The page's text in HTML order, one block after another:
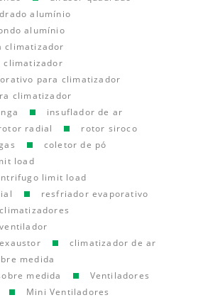
alumínio
alumínio
climatizador
climatizador
para climatizador
climatizador
insuflador de ar
radial
rotor siroco
coletor de pó
load
limit load
resfriador evaporativo
climatizador de ar
medida
medida
Ventiladores
Mini Ventiladores